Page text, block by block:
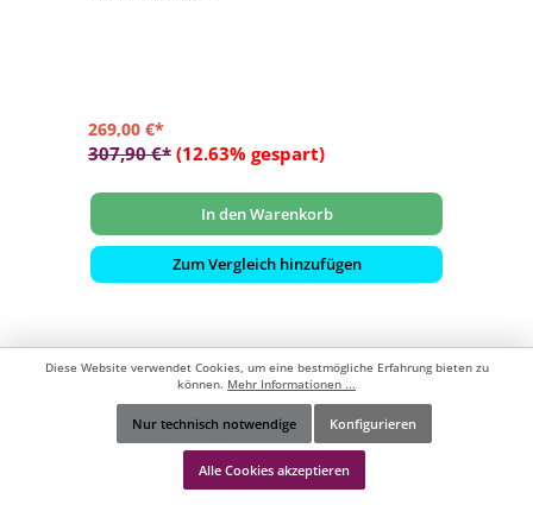
269,00 €*
307,90 €* (12.63% gespart)
In den Warenkorb
Zum Vergleich hinzufügen
Werkzeugleiste anzeigen
Diese Website verwendet Cookies, um eine bestmögliche Erfahrung bieten zu
können. Mehr Informationen ...
Nur technisch notwendige Konfigurieren
Alle Cookies akzeptieren